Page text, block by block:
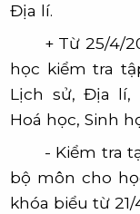
Địa lí.
+ Từ 25/4/
học kiểm tra
Lịch sử, Địa lí,
Hoá học, Sinh
- Kiểm tra
bộ môn cho
khóa biểu từ